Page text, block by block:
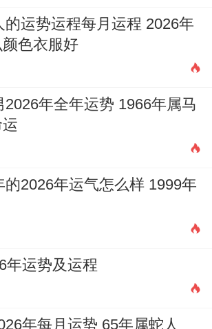
比肩星旺标记合作机遇增多。
作伙伴，谨防「比肩夺
配不均或他人失误而蒙受损
昌位摆放「祥安阁登榜扬
其「麒麟吐书」、「竹报高
有效稳固心神，增强记忆与理
运势，助其在竞争与压力中
，将才华转化为切实的成果。
的运势运程每月运程 2026年
色衣服好
2026年全年运势 1966年属马
的2026年运气怎么样 1999年
年运势及运程
年每月运势 65年属蛇人